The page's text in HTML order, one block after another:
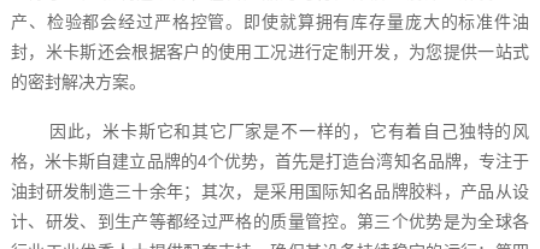
产、检验都会经过严格控管。即使就算拥有库存量庞大的标准件油
封，米卡斯还会根据客户的使用工况进行定制开发，为您提供一站式
的密封解决方案。
因此，米卡斯它和其它厂家是不一样的，它有着自己独特的风
格，米卡斯自建立品牌的4个优势，首先是打造台湾知名品牌，专注于
油封研发制造三十余年；其次，是采用国际知名品牌胶料，产品从设
计、研发、到生产等都经过严格的质量管控。第三个优势是为全球各